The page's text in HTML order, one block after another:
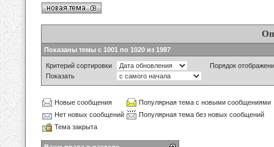
Показаны темы с 1001 по 1020 из 1987
Критерий сортировки
Порядок
Показать
Новые сообщения
Популярная тема с новыми сообщениями
Нет новых сообщений
Популярная тема без новых сообщений
Тема закрыта